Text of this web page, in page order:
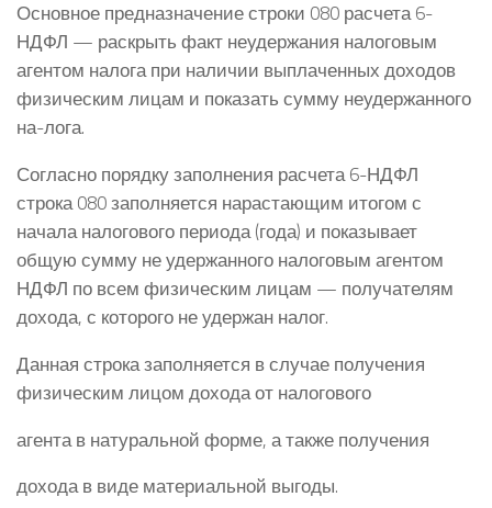
Основное предназначение строки 080 расчета 6-
НДФЛ — раскрыть факт неудержания налоговым
агентом налога при наличии выплаченных доходов
физическим лицам и показать сумму неудержанного
на-лога.
Согласно порядку заполнения расчета 6-НДФЛ
строка 080 заполняется нарастающим итогом с
начала налогового периода (года) и показывает
общую сумму не удержанного налоговым агентом
НДФЛ по всем физическим лицам — получателям
дохода, с которого не удержан налог.
Данная строка заполняется в случае получения
физическим лицом дохода от налогового
агента в натуральной форме, а также получения
дохода в виде материальной выгоды.